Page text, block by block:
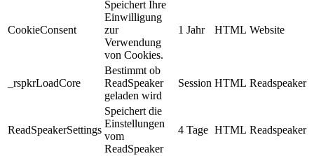
CookieConsent
Speichert Ihre
Einwilligung
zur
Verwendung
von Cookies.
1 Jahr HTML Website
_rspkrLoadCore
Bestimmt ob
ReadSpeaker
geladen wird
Session HTML Readspeaker
ReadSpeakerSettings
Speichert die
Einstellungen
vom
ReadSpeaker
4 Tage HTML Readspeaker